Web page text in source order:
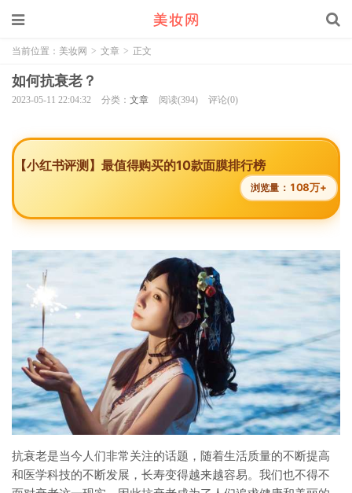
当前位置： 美妆网 > 文章 > 正文
如何抗衰老？
2023-05-11 22:04:32 分类： 文章 阅读(394) 评论(0)
【小红书评测】最值得购买的10款面膜排行榜
浏览量： 108万+
抗衰老是当今人们非常关注的话题，随着生活质量的不断提高
和医学科技的不断发展，长寿变得越来越容易。我们也不得不